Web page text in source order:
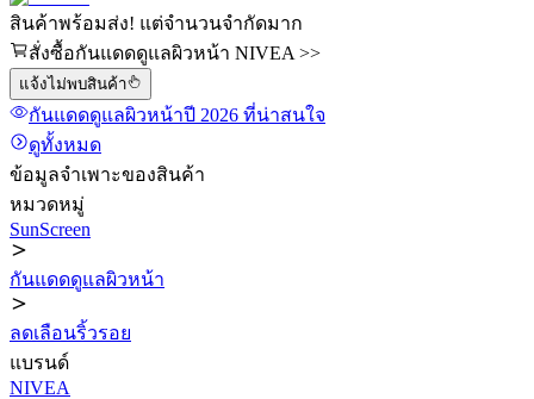
สินค้าพร้อมส่ง! แต่จำนวนจำกัดมาก
สั่งซื้อกันแดดดูแลผิวหน้า NIVEA >>
แจ้งไม่พบสินค้า
กันแดดดูแลผิวหน้าปี 2026 ที่น่าสนใจ
ดูทั้งหมด
ข้อมูลจำเพาะของสินค้า
หมวดหมู่
SunScreen
กันแดดดูแลผิวหน้า
ลดเลือนริ้วรอย
แบรนด์
NIVEA